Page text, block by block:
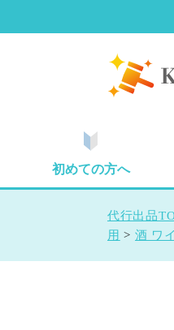
初めての方へ
代行出品
用 > 酒 ワ